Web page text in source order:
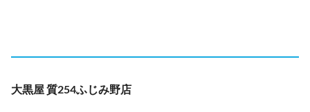
大黒屋 質254ふじみ野店